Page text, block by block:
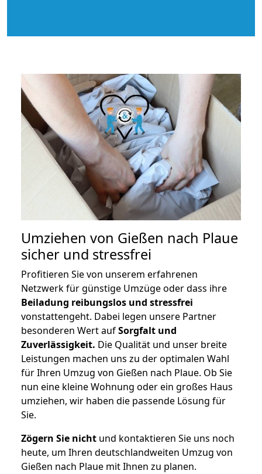
Umziehen von Gießen nach Plaue
sicher und stressfrei
Profitieren Sie von unserem erfahrenen
Netzwerk für günstige Umzüge oder dass ihre
Beiladung reibungslos und stressfrei
vonstattengeht. Dabei legen unsere Partner
besonderen Wert aufSorgfalt und
Zuverlässigkeit. Die Qualität und unser breite
Leistungen machen uns zu der optimalen Wahl
für Ihren Umzug von Gießen nach Plaue. Ob Sie
nun eine kleine Wohnung oder ein großes Haus
umziehen, wir haben die passende Lösung für
Sie.
Zögern Sie nicht und kontaktieren Sie uns noch
heute, um Ihren deutschlandweiten Umzug von
Gießen nach Plaue mit Ihnen zu planen.